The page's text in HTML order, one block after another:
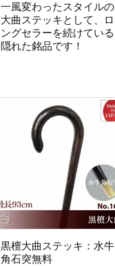
一風変わったスタイルの
大曲ステッキとして、ロ
ングセラーを続けている
隠れた銘品です！
黒檀大曲ステッキ：水牛
角石突無料